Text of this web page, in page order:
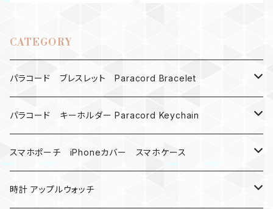
CATEGORY
パラコード ブレスレット Paracord Bracelet
MAD MAX
バックル
バックル無し
パラコード キーホルダー Paracord Keychain
ハロウィン
コンパス
スマホポーチ iPhoneカバー スマホケース
楽天ミニ ケース
時計 アップルウォッチ